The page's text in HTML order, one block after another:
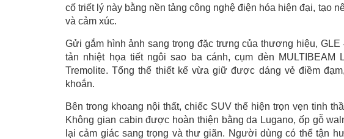
cố triết lý này bằng nền tảng công nghệ điện hóa hiện đại, tạo
và cảm xúc.
Gửi gắm hình ảnh sang trọng đặc trưng của thương hiệu,
tản nhiệt họa tiết ngôi sao ba cánh, cụm đèn
Tremolite. Tổng thể thiết kế vừa giữ được dáng vẻ điềm
khoắn.
Bên trong khoang nội thất, chiếc SUV thể hiện trọn vẹn tinh
Không gian cabin được hoàn thiện bằng da Lugano, ốp gỗ
lại cảm giác sang trọng và thư giãn. Người dùng có thể tận